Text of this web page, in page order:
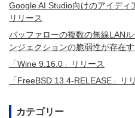
Google AI Studio向けのアイディ
リリース
バッファローの複数の無線LAN
ンジェクションの脆弱性が存在
「Wine 9.16.0」リリース
「FreeBSD 13.4-RELEASE」リ
カテゴリー